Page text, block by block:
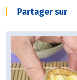
Partager sur